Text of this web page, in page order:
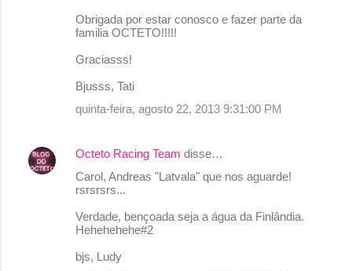
Obrigada por estar conosco e fazer parte da
familia OCTETO!!!!!
Graciasss!
Bjusss, Tati
quinta-feira, agosto 22, 2013 9:31:00 PM
Octeto Racing Team disse…
Carol, Andreas "Latvala" que nos aguarde!
rsrsrsrs...
Verdade, bençoada seja a água da Finlândia.
Hehehehehe#2
bjs, Ludy